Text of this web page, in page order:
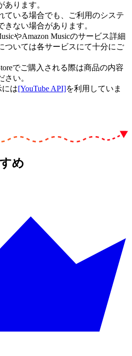
あります。
ている場合でも、ご利用のシステ
きない場合があります。
やAmazon Musicのサービス詳細
ついては各サービスにて十分にご
でご購入される際は商品の内容
さい。
には[YouTube API]を利用していま
め